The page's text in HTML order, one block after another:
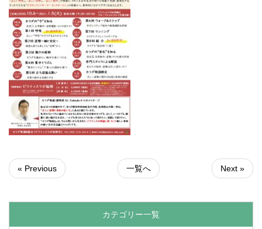
« Previous 一覧へ Next »
カテゴリー一覧